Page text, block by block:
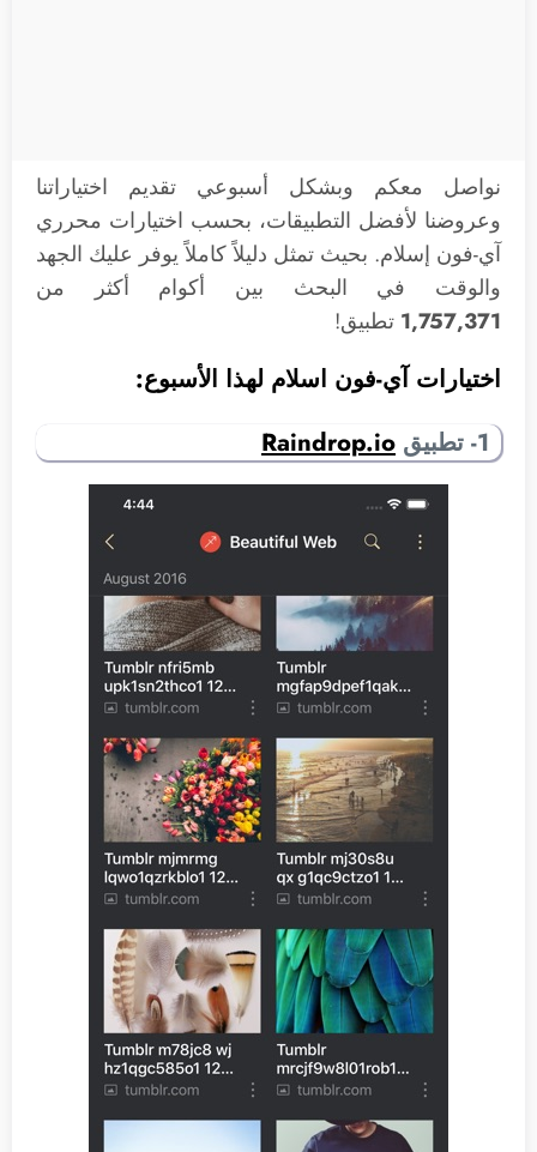
نواصل معكم وبشكل أسبوعي تقديم اختياراتنا
وعروضنا لأفضل التطبيقات، بحسب اختيارات محرري
آي-فون إسلام. بحيث تمثل دليلاً كاملاً يوفر عليك الجهد
والوقت في البحث بين أكوام أكثر من
1,757,371 تطبيق!
اختيارات آي-فون اسلام لهذا الأسبوع:
1- تطبيق
Raindrop.io